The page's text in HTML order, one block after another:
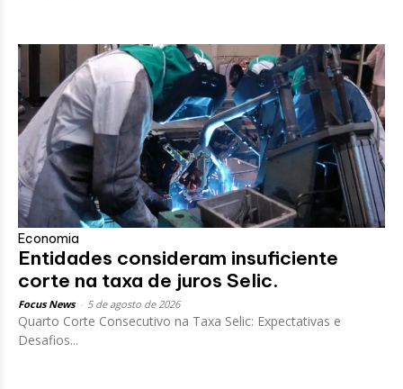
Economia
Entidades consideram insuficiente
corte na taxa de juros Selic.
Focus News 5 de agosto de 2026
Quarto Corte Consecutivo na Taxa Selic: Expectativas e
Desafios...